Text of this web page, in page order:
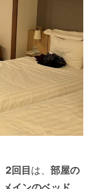
2回目 は、 部屋の